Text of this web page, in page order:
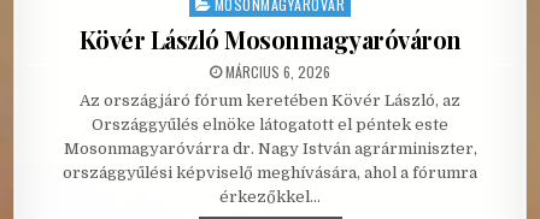
Posted in
MOSONMAGYARÓVÁR
Kövér László Mosonmagyaróváron
PUBLISHED DATE:
MÁRCIUS 6, 2026
Az országjáró fórum keretében Kövér László, az
Országgyűlés elnöke látogatott el péntek este
Mosonmagyaróvárra dr. Nagy István agrárminiszter,
országgyűlési képviselő meghívására, ahol a fórumra
érkezőkkel…